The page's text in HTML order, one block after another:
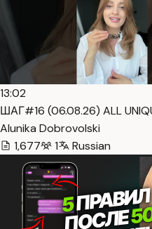
13:02
ШАГ#16 (06.08.26) ALL
Alunika Dobrovolski
1,677
1 Russian